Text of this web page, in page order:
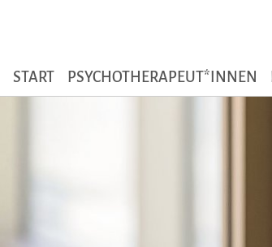
START PSYCHOTHERAPEUT*INNEN